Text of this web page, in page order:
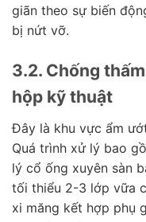
giãn theo sự biến
bị nứt vỡ.
3.2. Chống
hộp kỹ thuật
Đây là khu vực ẩm
Quá trình xử lý bao
lý cổ ống xuyên sàn
tối thiểu 2-3 lớp vữa
xi măng kết hợp phụ